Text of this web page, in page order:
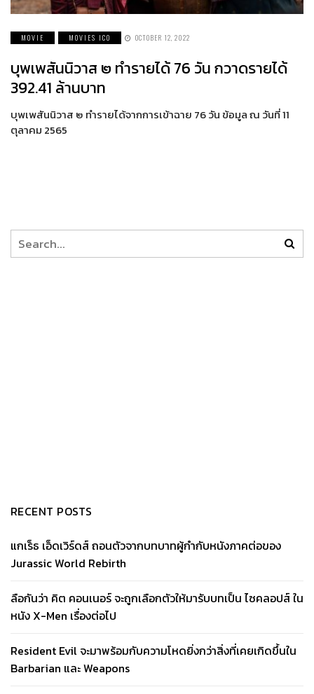
MOVIE MOVIES ICO OCTOBER 12, 2022
บุพเพสันนิวาส ๒ ทำรายได้ 76 วัน กวาดรายได้
392.41 ล้านบาท
บุพเพสันนิวาส ๒ ทำรายได้จากการเข้าฉาย 76 วัน ข้อมูล ณ วันที่ 11
ตุลาคม 2565
RECENT POSTS
แกเร็ธ เอ็ดเวิร์ดส์ ถอนตัวจากบทบาทผู้กำกับหนังภาคต่อของ
Jurassic World Rebirth
ลือกันว่า คิต คอนเนอร์ จะถูกเลือกตัวให้มารับบทเป็น ไซคลอปส์ ใน
หนัง X-Men เรื่องต่อไป
Resident Evil จะมาพร้อมกับความโหดยิ่งกว่าสิ่งที่เคยเกิดขึ้นใน
Barbarian และ Weapons